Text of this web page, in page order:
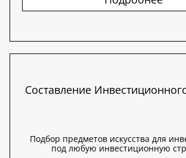
Составление
Подбор предметов искусства для
под любую инвестиционную